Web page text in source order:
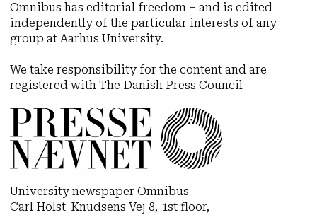
Omnibus has editorial freedom – and is edited
independently of the particular interests of any
group at Aarhus University.
We take responsibility for the content and are
registered with The Danish Press Council
University newspaper Omnibus
Carl Holst-Knudsens Vej 8, 1st floor,